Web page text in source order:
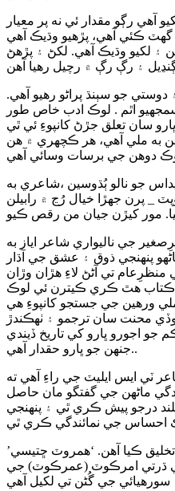
آهي رڳو مقدار ئي نه پر معيار
گهٽ ڪئي آهي، پڙهيو وڌيڪ آهي
لکيو وڌيڪ آهي. لکڻ ۽ پڙھڻ
۽ رڳ رڳ ۾ رچيل رهيا آهن
دوستي جو سٻنڌ پراڻو رهيو آهي.
سمجهيو اٿم . لوڪ ادب خاص طور
سان تعلق جڙڻ کانپوءِ ئي ٿي
به ملي آهي، هر ڪچهري ۾ هن
جو نالو ٻُڌوسين ،شاعري به
_ پرن جهڙا خيال رُڃ ۾ رابيلن
جي ناليواري شاعر اياز به
پنهنجي ذوق ۽ عشق جي آڌار
تي آڻڻ لاءِ هڙان وڙان
ڪتاب هٿ ڪري ڪيترن ئي لوڪ
ورهين جي جستجو کانپوءِ ھي
محنت سان ترجمو ۽ ٺھڪندڙ
اجورو ڀارو کي تاريخ ڏيندي
.جنهن جو ڀارو حقدار آهي.
ٽي ايس ايليٽ جي راءِ آهي ته
ماڻھن جي گفتگو مان حاصل
درجو پيش ڪري ٿي ۽ پنهنجي
ڪُل [28] ڪتاب تخليق ڪيا آهن. ‘همروٽ ڇتيسي’
ڌرتي امرڪوٽ (عمرڪوٽ) جي